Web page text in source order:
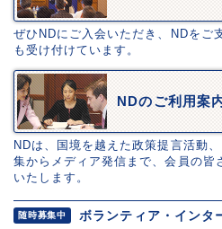
ぜひNDにご入会いただき、NDをご
も受け付けています。
NDのご利用案
NDは、国境を越えた政策提言活動
集からメディア発信まで、会員の皆
いたします。
随時募集中
ボランティア・インタ